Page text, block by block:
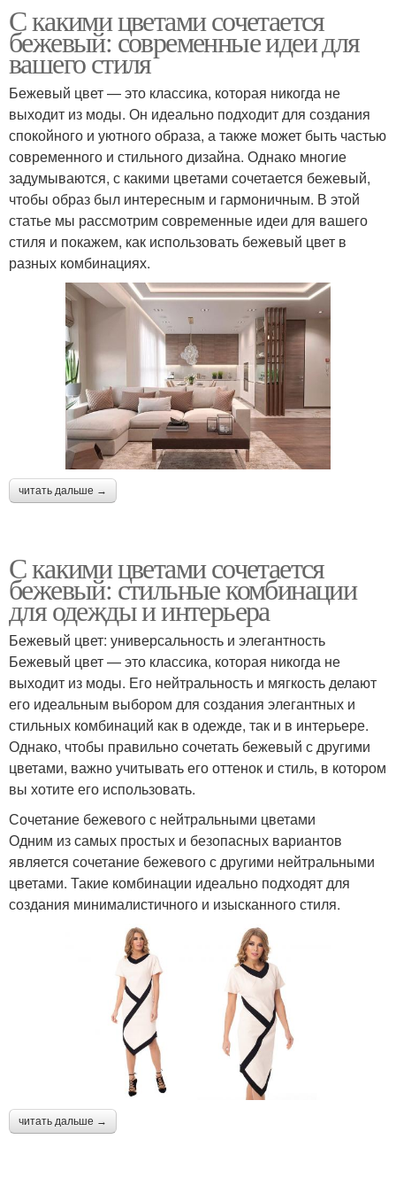
С какими цветами сочетается
бежевый: современные идеи для
вашего стиля
Бежевый цвет — это классика, которая никогда не
выходит из моды. Он идеально подходит для создания
спокойного и уютного образа, а также может быть частью
современного и стильного дизайна. Однако многие
задумываются, с какими цветами сочетается бежевый,
чтобы образ был интересным и гармоничным. В этой
статье мы рассмотрим современные идеи для вашего
стиля и покажем, как использовать бежевый цвет в
разных комбинациях.
читать дальше →
С какими цветами сочетается
бежевый: стильные комбинации
для одежды и интерьера
Бежевый цвет: универсальность и элегантность
Бежевый цвет — это классика, которая никогда не
выходит из моды. Его нейтральность и мягкость делают
его идеальным выбором для создания элегантных и
стильных комбинаций как в одежде, так и в интерьере.
Однако, чтобы правильно сочетать бежевый с другими
цветами, важно учитывать его оттенок и стиль, в котором
вы хотите его использовать.
Сочетание бежевого с нейтральными цветами
Одним из самых простых и безопасных вариантов
является сочетание бежевого с другими нейтральными
цветами. Такие комбинации идеально подходят для
создания минималистичного и изысканного стиля.
читать дальше →